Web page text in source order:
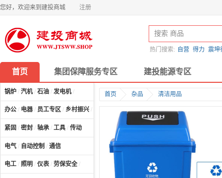
您好，欢迎来到建投商城 注册
热门搜索: 自营 得力 震坤
首页 集团保障服务专区 建投能源专区
锅炉 / 汽机/ 石油 / 发电机/
办公 / 电器 / 员工专区 / 乡村振兴 / 计算机及配件/
紧固 / 密封 / 轴承 / 工具 / 传动
电气 / 自动控制 / 通信
电工 / 照明 / 仪表 / 劳保安全 /
首页 杂品 清洁用品